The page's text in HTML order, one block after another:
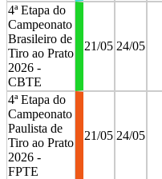
4ª Etapa do
Campeonato
Brasileiro de
Tiro ao Prato
2026 -
CBTE
21/05 24/05
4ª Etapa do
Campeonato
Paulista de
Tiro ao Prato
2026 -
FPTE
21/05 24/05